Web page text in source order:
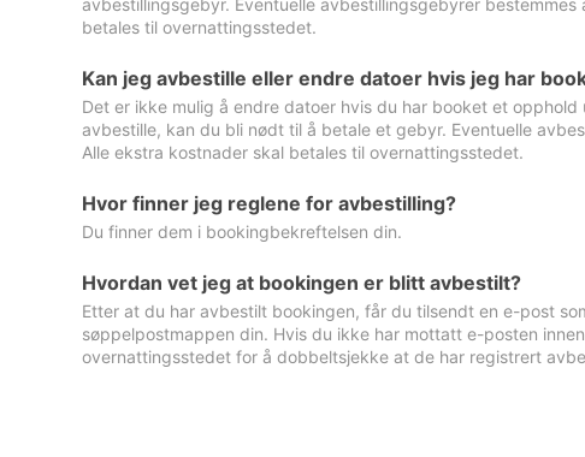
avbestillingsgebyr. Eventuelle avbestillingsgebyrer
betales til overnattingsstedet.
Kan jeg avbestille eller endre datoer hvis jeg har
Det er ikke mulig å endre datoer hvis du har booket et
avbestille, kan du bli nødt til å betale et gebyr. Eventuelle
Alle ekstra kostnader skal betales til overnattingsstedet.
Hvor finner jeg reglene for avbestilling?
Du finner dem i bookingbekreftelsen din.
Hvordan vet jeg at bookingen er blitt avbestilt?
Etter at du har avbestilt bookingen, får du tilsendt en e-post
søppelpostmappen din. Hvis du ikke har mottatt e-posten
overnattingsstedet for å dobbeltsjekke at de har registrert